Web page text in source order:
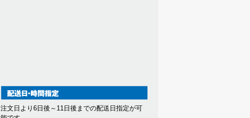
注文日より6日後～11日後までの配送日指定が可